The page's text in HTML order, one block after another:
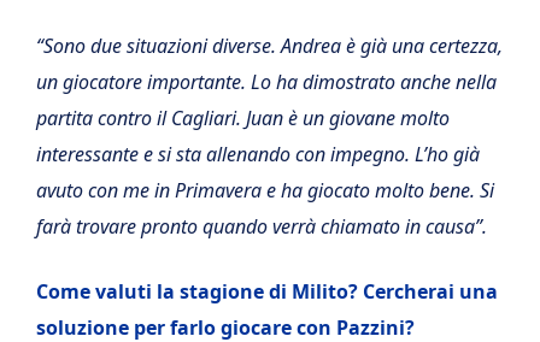
“Sono due situazioni diverse. Andrea è già una certezza,
un giocatore importante. Lo ha dimostrato anche nella
partita contro il Cagliari. Juan è un giovane molto
interessante e si sta allenando con impegno. L’ho già
avuto con me in Primavera e ha giocato molto bene. Si
farà trovare pronto quando verrà chiamato in causa”.
Come valuti la stagione di Milito? Cercherai una
soluzione per farlo giocare con Pazzini?